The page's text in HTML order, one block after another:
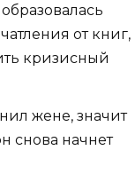
от книг,
кризисный
жене, значит
снова начнет